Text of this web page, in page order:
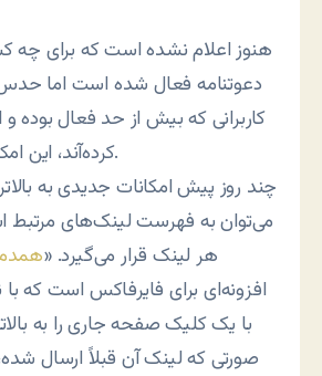
هنوز اعلام نشده است که برای چه
دعوتنامه فعال شده است اما
کاربرانی که بیش از حد فعال بوده و
کرده‌آند، این امکان را دریافت کنند.
چند روز پیش امکانات جدیدی به
می‌توان به فهرست لینک‌های مرتبط
هر لینک قرار می‌گیرد. «همدم
افزونه‌ای برای فایرفاکس است که
با یک کلیک صفحه جاری را به
صورتی که لینک آن قبلاً ارسال